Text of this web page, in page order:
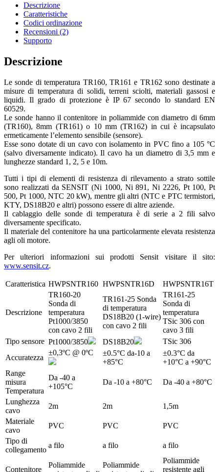
Descrizione
Caratteristiche
Codici ordinazione
Recensioni (2)
Supporto
Descrizione
Le sonde di temperatura TR160, TR161 e TR162 sono destinate a
misure di temperatura di solidi, terreni sciolti, materiali gassosi e
liquidi. Il grado di protezione è IP 67 secondo lo standard EN
60529.
Le sonde hanno il contenitore in poliammide con diametro di 6mm
(TR160), 8mm (TR161) o 10 mm (TR162) in cui è incapsulato
ermeticamente l’elemento sensibile (sensore).
Esse sono dotate di un cavo con isolamento in PVC fino a 105 °C
(salvo diversamente indicato). Il cavo ha un diametro di 3,5 mm e
lunghezze standard 1, 2, 5 e 10m.
Tutti i tipi di elementi di resistenza di rilevamento a strato sottile
sono realizzati da SENSIT (Ni 1000, Ni 891, Ni 2226, Pt 100, Pt
500, Pt 1000, NTC 20 kW), mentre gli altri (NTC e PTC termistori,
KTY, DS18B20 e altri) possono essere di altre aziende.
Il cablaggio delle sonde di temperatura è di serie a 2 fili salvo
diversamente specificato.
Il materiale del contenitore ha una particolarmente elevata resistenza
agli oli motore.
Per ulteriori informazioni sui prodotti Sensit visitare il sito:
www.sensit.cz.
Caratteristica HWPSNTR160 HWPSNTR16D HWPSNTR16T
Descrizione
TR160-20
Sonda di
temperatura
Pt1000/3850
con cavo 2 fili
TR161-25 Sonda
di temperatura
DS18B20 (1-wire)
con cavo 2 fili
TR161-25
Sonda di
temperatura
TSic 306 con
cavo 3 fili
Tipo sensore Pt1000/3850 DS18B20
TSic 306
Accuratezza
±0,3ºC @ 0ºC
±0.5°C da-10 a
+85°C
±0.3°C da
+10°C a +90°C
Range
misura
Temperatura
Da -40 a
+105°C
Da -10 a +80°C Da -40 a +80°C
Lunghezza
cavo
2m 2m
1,5m
Materiale
cavo
PVC PVC
PVC
Tipo di
collegamento
a filo a filo a filo
Contenitore
Poliammide
Poliammide
Poliammide
resistente agli